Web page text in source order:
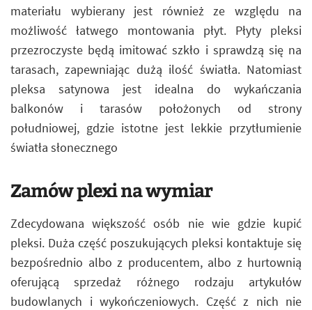
materiału wybierany jest również ze względu na
możliwość łatwego montowania płyt. Płyty pleksi
przezroczyste będą imitować szkło i sprawdzą się na
tarasach, zapewniając dużą ilość światła. Natomiast
pleksa satynowa jest idealna do wykańczania
balkonów i tarasów położonych od strony
południowej, gdzie istotne jest lekkie przytłumienie
światła słonecznego
Zamów plexi na wymiar
Zdecydowana większość osób nie wie gdzie kupić
pleksi. Duża część poszukujących pleksi kontaktuje się
bezpośrednio albo z producentem, albo z hurtownią
oferującą sprzedaż różnego rodzaju artykułów
budowlanych i wykończeniowych. Część z nich nie